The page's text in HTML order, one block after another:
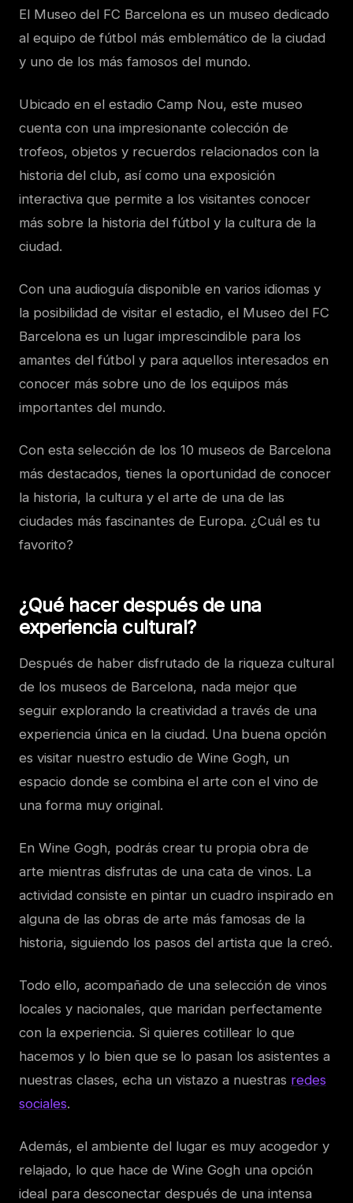
El Museo del FC Barcelona es un museo dedicado
al equipo de fútbol más emblemático de la ciudad
y uno de los más famosos del mundo.
Ubicado en el estadio Camp Nou, este museo
cuenta con una impresionante colección de
trofeos, objetos y recuerdos relacionados con la
historia del club, así como una exposición
interactiva que permite a los visitantes conocer
más sobre la historia del fútbol y la cultura de la
ciudad.
Con una audioguía disponible en varios idiomas y
la posibilidad de visitar el estadio, el Museo del FC
Barcelona es un lugar imprescindible para los
amantes del fútbol y para aquellos interesados en
conocer más sobre uno de los equipos más
importantes del mundo.
Con esta selección de los 10 museos de Barcelona
más destacados, tienes la oportunidad de conocer
la historia, la cultura y el arte de una de las
ciudades más fascinantes de Europa. ¿Cuál es tu
favorito?
¿Qué hacer después de una
experiencia cultural?
Después de haber disfrutado de la riqueza cultural
de los museos de Barcelona, nada mejor que
seguir explorando la creatividad a través de una
experiencia única en la ciudad. Una buena opción
es visitar nuestro estudio de Wine Gogh, un
espacio donde se combina el arte con el vino de
una forma muy original.
En Wine Gogh, podrás crear tu propia obra de
arte mientras disfrutas de una cata de vinos. La
actividad consiste en pintar un cuadro inspirado en
alguna de las obras de arte más famosas de la
historia, siguiendo los pasos del artista que la creó.
Todo ello, acompañado de una selección de vinos
locales y nacionales, que maridan perfectamente
con la experiencia. Si quieres cotillear lo que
hacemos y lo bien que se lo pasan los asistentes a
nuestras clases, echa un vistazo a nuestras redes
sociales.
Además, el ambiente del lugar es muy acogedor y
relajado, lo que hace de Wine Gogh una opción
ideal para desconectar después de una intensa